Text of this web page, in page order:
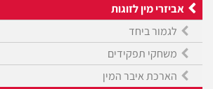
אביזרי מין לזוגות
לגמור ביחד
משחקי תפקידים
הארכת איבר המין